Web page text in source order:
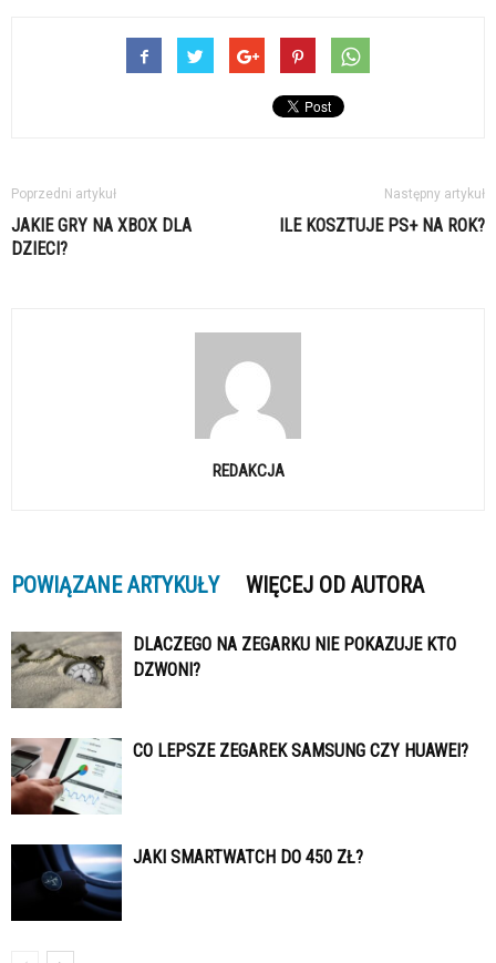
Poprzedni artykuł
JAKIE GRY NA XBOX DLA
DZIECI?
Następny artykuł
ILE KOSZTUJE PS+ NA ROK?
REDAKCJA
POWIĄZANE ARTYKUŁY WIĘCEJ OD AUTORA
DLACZEGO NA ZEGARKU NIE POKAZUJE KTO
DZWONI?
CO LEPSZE ZEGAREK SAMSUNG CZY HUAWEI?
JAKI SMARTWATCH DO 450 ZŁ?